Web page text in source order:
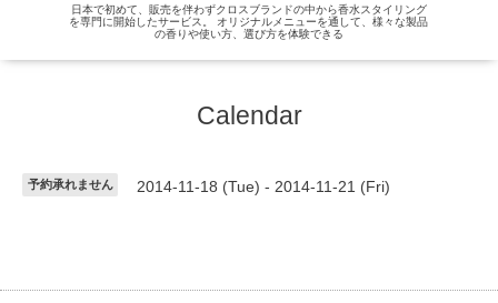
日本で初めて、販売を伴わずクロスブランドの中から香水スタイリング
を専門に開始したサービス。 オリジナルメニューを通して、様々な製品
の香りや使い方、選び方を体験できる
Calendar
予約承れません 2014-11-18 (Tue) - 2014-11-21 (Fri)